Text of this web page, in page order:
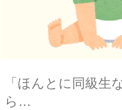
「ほんとに同級生
ら…